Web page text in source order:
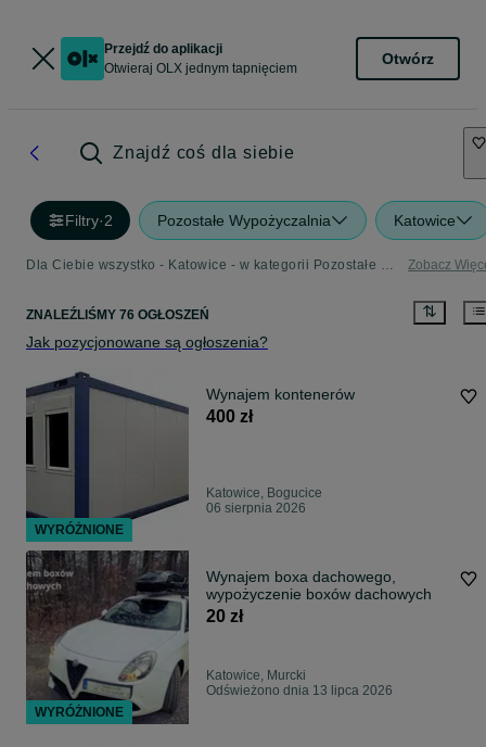
Przejdź do aplikacji
Otwieraj OLX jednym tapnięciem
Otwórz
Znajdź coś dla siebie
Filtry·2 Pozostałe Wypożyczalnia Katowice
Dla Ciebie wszystko - Katowice - w kategorii Pozostałe Wypożyczalnia Zobacz
ZNALEŹLIŚMY 76 OGŁOSZEŃ
Jak pozycjonowane są ogłoszenia?
Wynajem kontenerów
400 zł
Katowice, Bogucice
06 sierpnia 2026
Wynajem boxa dachowego,
wypożyczenie boxów dachowych
20 zł
Katowice, Murcki
Odświeżono dnia 13 lipca 2026
WYRÓŻNIONE
WYRÓŻNIONE